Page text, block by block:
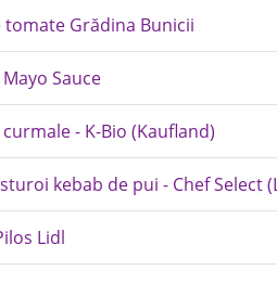
tomate Grădina Bunicii
Sauce
- K-Bio (Kaufland)
kebab de pui - Chef Select
Lidl